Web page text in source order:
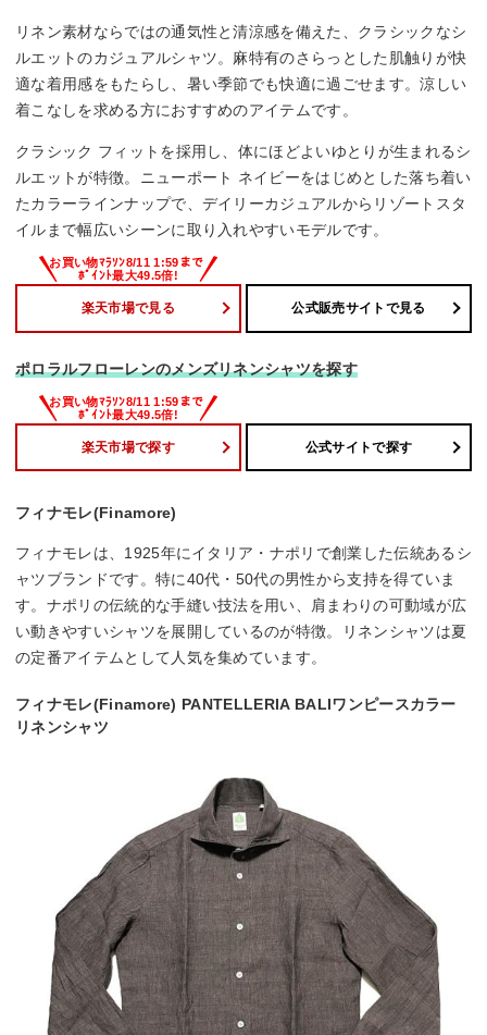
リネン素材ならではの通気性と清涼感を備えた、クラシックなシ
ルエットのカジュアルシャツ。麻特有のさらっとした肌触りが快
適な着用感をもたらし、暑い季節でも快適に過ごせます。涼しい
着こなしを求める方におすすめのアイテムです。
クラシック フィットを採用し、体にほどよいゆとりが生まれるシ
ルエットが特徴。ニューポート ネイビーをはじめとした落ち着い
たカラーラインナップで、デイリーカジュアルからリゾートスタ
イルまで幅広いシーンに取り入れやすいモデルです。
楽天市場で見る 公式販売サイトで見る
ポロラルフローレンのメンズリネンシャツを探す
楽天市場で探す 公式サイトで探す
フィナモレ(Finamore)
フィナモレは、1925年にイタリア・ナポリで創業した伝統あるシ
ャツブランドです。特に40代・50代の男性から支持を得ていま
す。ナポリの伝統的な手縫い技法を用い、肩まわりの可動域が広
い動きやすいシャツを展開しているのが特徴。リネンシャツは夏
の定番アイテムとして人気を集めています。
フィナモレ(Finamore) PANTELLERIA BALIワンピースカラー
リネンシャツ